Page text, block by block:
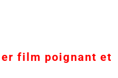
film poignant et